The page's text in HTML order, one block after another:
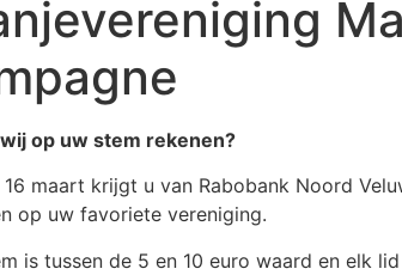
op uw stem rekenen?
maart krijgt u van Rabobank Noord
op uw favoriete vereniging.
is tussen de 5 en 10 euro waard en elk